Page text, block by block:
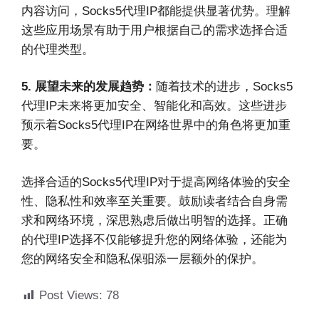
内容访问，Socks5代理IP都能提供显著优势。理解
这些应用场景有助于用户根据自己的需求选择合适
的代理类型。
5. 展望未来的发展趋势： 随着技术的进步，Socks5
代理IP未来将更加安全、智能化和高效。这些进步
预示着Socks5代理IP在网络世界中的角色将更加重
要。
选择合适的Socks5代理IP对于提高网络体验的安全
性、隐私性和效率至关重要。鼓励读者结合自身需
求和网络环境，深思熟虑后做出明智的选择。正确
的代理IP选择不仅能够提升您的网络体验，还能为
您的网络安全和隐私保驲添一层额外的保护。
Post Views: 78